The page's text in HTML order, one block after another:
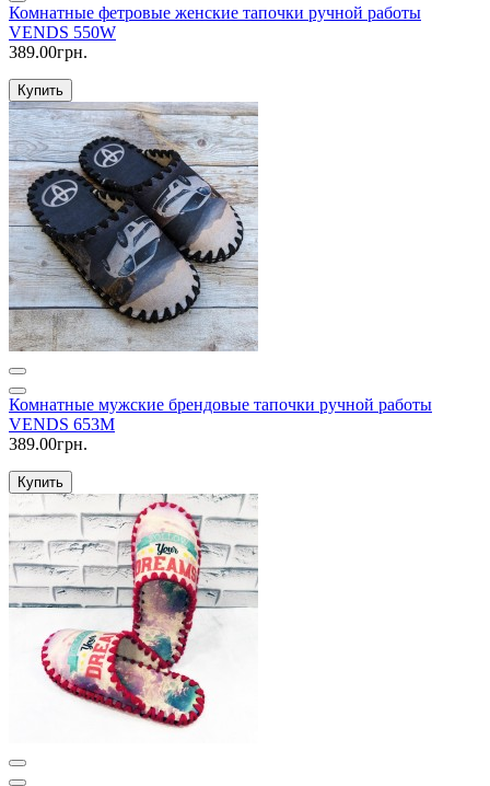
Комнатные фетровые женские тапочки ручной работы
VENDS 550W
389.00грн.
Купить
Комнатные мужские брендовые тапочки ручной работы
VENDS 653M
389.00грн.
Купить